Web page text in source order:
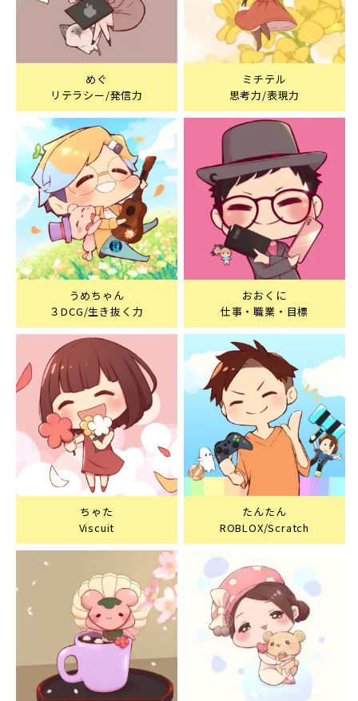
めぐ
リテラシー/発信力
ミチテル
思考力/表現力
うめちゃん
３DCG/生き抜く力
おおくに
仕事・職業・目標
ちゃた
Viscuit
たんたん
ROBLOX/Scratch